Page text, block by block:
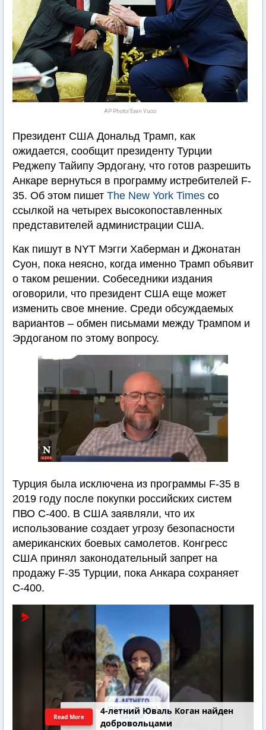
AP Photo/Evan Vucci
Президент США Дональд Трамп, как
ожидается, сообщит президенту Турции
Реджепу Тайипу Эрдогану, что готов разрешить
Анкаре вернуться в программу истребителей F-
35. Об этом пишет The New York Times со
ссылкой на четырех высокопоставленных
представителей администрации США.
Как пишут в NYT Мэгги Хаберман и Джонатан
Суон, пока неясно, когда именно Трамп объявит
о таком решении. Собеседники издания
оговорили, что президент США еще может
изменить свое мнение. Среди обсуждаемых
вариантов – обмен письмами между Трампом и
Эрдоганом по этому вопросу.
Турция была исключена из программы F-35 в
2019 году после покупки российских систем
ПВО С-400. В США заявляли, что их
использование создает угрозу безопасности
американских боевых самолетов. Конгресс
США принял законодательный запрет на
продажу F-35 Турции, пока Анкара сохраняет
С-400.
4-летний Юваль Коган найден
добровольцами
Read More